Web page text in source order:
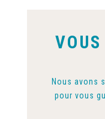
Nous avons
pour vous